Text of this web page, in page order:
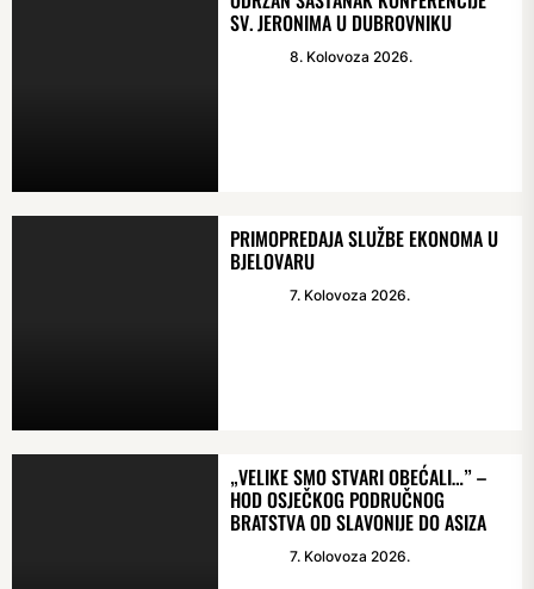
SV. JERONIMA U DUBROVNIKU
8. Kolovoza 2026.
PRIMOPREDAJA SLUŽBE EKONOMA U
BJELOVARU
7. Kolovoza 2026.
„VELIKE SMO STVARI OBEĆALI…” –
HOD OSJEČKOG PODRUČNOG
BRATSTVA OD SLAVONIJE DO ASIZA
7. Kolovoza 2026.